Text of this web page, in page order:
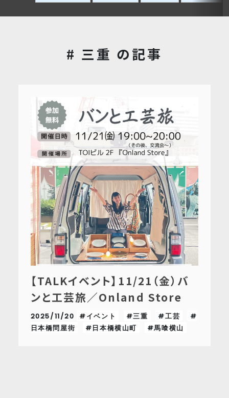
# 三重 の記事
【TALKイベント】11/21（金）バ
ンと工芸旅／Onland Store
2025/11/20 #イベント #三重 #工芸
#
日本橋問屋街
#日本橋横山町 #馬喰横山